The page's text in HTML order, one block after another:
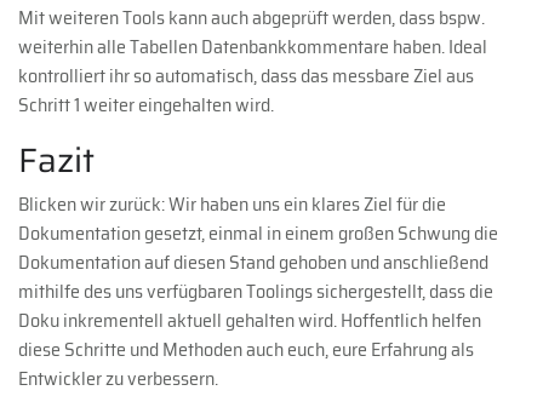
Mit weiteren Tools kann auch abgeprüft werden, dass bspw.
weiterhin alle Tabellen Datenbankkommentare haben. Ideal
kontrolliert ihr so automatisch, dass das messbare Ziel aus
Schritt 1 weiter eingehalten wird.
Fazit
Blicken wir zurück: Wir haben uns ein klares Ziel für die
Dokumentation gesetzt, einmal in einem großen Schwung die
Dokumentation auf diesen Stand gehoben und anschließend
mithilfe des uns verfügbaren Toolings sichergestellt, dass die
Doku inkrementell aktuell gehalten wird. Hoffentlich helfen
diese Schritte und Methoden auch euch, eure Erfahrung als
Entwickler zu verbessern.